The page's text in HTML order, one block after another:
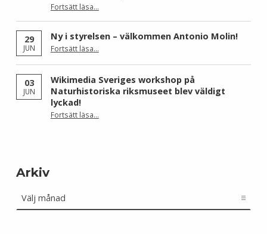
Fortsätt läsa“Wikimedia Sverige och Wikimedia Brasil får Sida-finansiering för att stärka civilsamhället kring fri kunskap”
…
29
JUN
Ny i styrelsen – välkommen Antonio Molin!
Fortsätt läsa“Ny i styrelsen – välkommen Antonio Molin!”
…
03
JUN
Wikimedia Sveriges workshop på
Naturhistoriska riksmuseet blev väldigt
lyckad!
Fortsätt läsa“Wikimedia Sveriges workshop på Naturhistoriska riksmuseet blev väldigt lyckad!”
…
Arkiv